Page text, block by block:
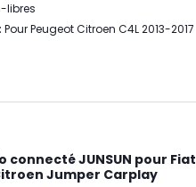
libres
Pour Peugeot Citroen C4L 2013-2017
connecté JUNSUN pour Fiat
Jumper Carplay